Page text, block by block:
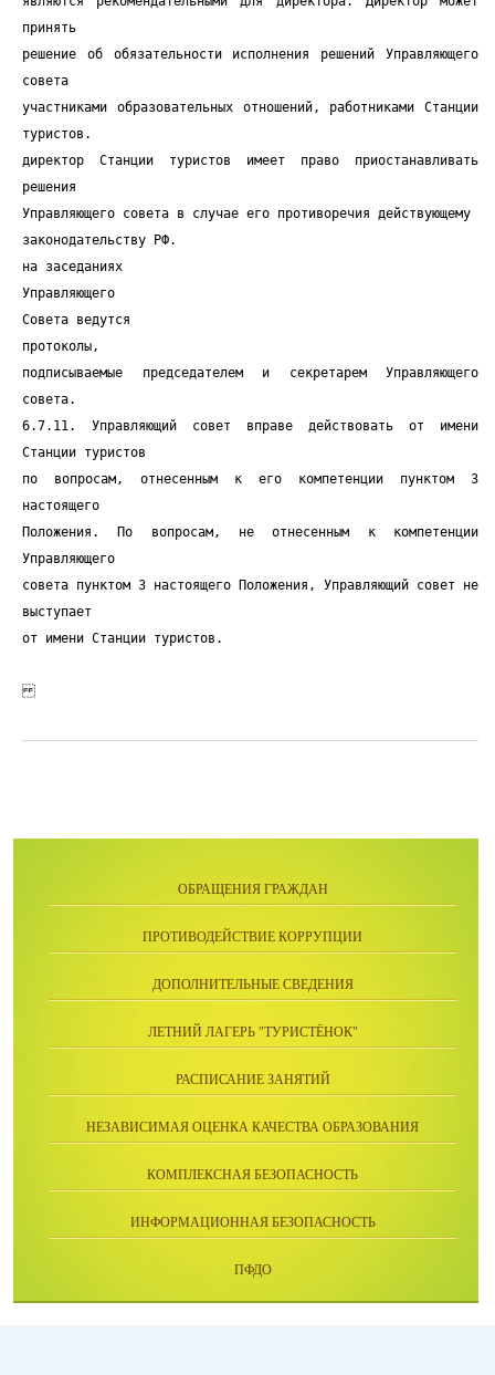
ОБРАЩЕНИЯ ГРАЖДАН
ПРОТИВОДЕЙСТВИЕ КОРРУПЦИИ
ДОПОЛНИТЕЛЬНЫЕ СВЕДЕНИЯ
ЛЕТНИЙ ЛАГЕРЬ "ТУРИСТЁНОК"
РАСПИСАНИЕ ЗАНЯТИЙ
НЕЗАВИСИМАЯ ОЦЕНКА КАЧЕСТВА ОБРАЗОВАНИЯ
КОМПЛЕКСНАЯ БЕЗОПАСНОСТЬ
ИНФОРМАЦИОННАЯ БЕЗОПАСНОСТЬ
ПФДО